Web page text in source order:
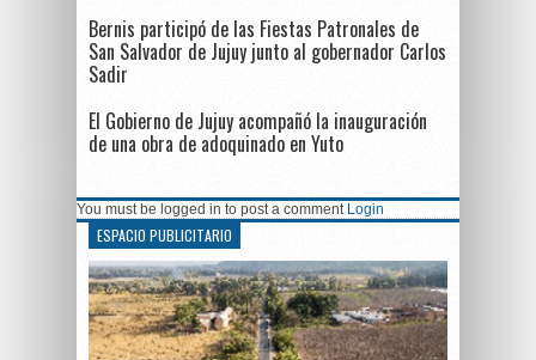
Bernis participó de las Fiestas Patronales de
San Salvador de Jujuy junto al gobernador Carlos
Sadir
El Gobierno de Jujuy acompañó la inauguración
de una obra de adoquinado en Yuto
You must be logged in to post a comment Login
ESPACIO PUBLICITARIO